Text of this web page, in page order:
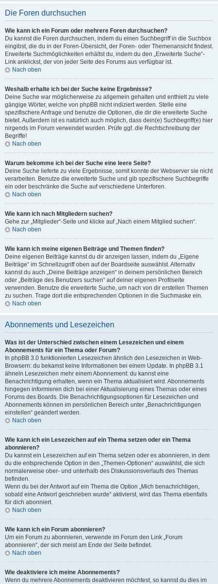
Die Foren durchsuchen
Wie kann ich ein Forum oder mehrere Foren durchsuchen?
Du kannst die Foren durchsuchen, indem du einen Suchbegriff in die Suchbox
eingibst, die du in der Foren-Übersicht, der Foren- oder Themenansicht findest.
Erweiterte Suchmöglichkeiten erhältst du, indem du den „Erweiterte Suche“-
Link anklickst, der von jeder Seite des Forums aus verfügbar ist.
Nach oben
Weshalb erhalte ich bei der Suche keine Ergebnisse?
Deine Suche war möglicherweise zu allgemein gehalten und enthielt zu viele
gängige Wörter, welche von phpBB nicht indiziert werden. Stelle eine
spezifischere Anfrage und benutze die Optionen, die dir die erweiterte Suche
bietet. Außerdem ist es natürlich auch möglich, dass dein(e) Suchbegriff(e) hier
nirgends im Forum verwendet wurden. Prüfe ggf. die Rechtschreibung der
Begriffe!
Nach oben
Warum bekomme ich bei der Suche eine leere Seite?
Deine Suche lieferte zu viele Ergebnisse, somit konnte der Webserver sie nicht
verarbeiten. Benutze die erweiterte Suche und gib spezifischere Suchbegriffe
ein oder beschränke die Suche auf verschiedene Unterforen.
Nach oben
Wie kann ich nach Mitgliedern suchen?
Gehe zur „Mitglieder“-Seite und klicke auf „Nach einem Mitglied suchen“.
Nach oben
Wie kann ich meine eigenen Beiträge und Themen finden?
Deine eigenen Beiträge kannst du dir anzeigen lassen, indem du „Eigene
Beiträge“ im Schnellzugriff oben auf der Boardseite auswählst. Alternativ
kannst du auch „Deine Beiträge anzeigen“ in deinem persönlichen Bereich
oder „Beiträge des Benutzers suchen“ auf deiner eigenen Profilseite
verwenden. Benutze die erweiterte Suche, um nach von dir erstellen Themen
zu suchen. Trage dort die entsprechenden Optionen in die Suchmaske ein.
Nach oben
Abonnements und Lesezeichen
Was ist der Unterschied zwischen einem Lesezeichen und einem
Abonnements für ein Thema oder Forum?
In phpBB 3.0 funktionierten Lesezeichen ähnlich den Lesezeichen in Web-
Browsern: du bekamst keine Informationen bei einem Update. In phpBB 3.1
ähneln Lesezeichen mehr einem Abonnement: du kannst eine
Benachrichtigung erhalten, wenn ein Thema aktualisiert wird. Abonnements
hingegen informieren dich bei einer Aktualisierung eines Themas oder eines
Forums des Boards. Die Benachrichtigungsoptionen für Lesezeichen und
Abonnements können im persönlichen Bereich unter „Benachrichtigungen
einstellen“ geändert werden.
Nach oben
Wie kann ich ein Lesezeichen auf ein Thema setzen oder ein Thema
abonnieren?
Du kannst ein Lesezeichen auf ein Thema setzen oder es abonnieren, in dem
du die entsprechende Option in den „Themen-Optionen“ auswählst, die sich
normalerweise ober- und unterhalb des Diskussionsverlaufs des Themas
befinden.
Wenn du bei der Antwort auf ein Thema die Option „Mich benachrichtigen,
sobald eine Antwort geschrieben wurde“ aktivierst, wird das Thema ebenfalls
für dich abonniert.
Nach oben
Wie kann ich ein Forum abonnieren?
Um ein Forum zu abonnieren, verwende im Forum den Link „Forum
abonnieren“, der sich meist am Ende der Seite befindet.
Nach oben
Wie deaktiviere ich meine Abonnements?
Wenn du mehrere Abonnements deaktivieren möchtest, so kannst du dies im